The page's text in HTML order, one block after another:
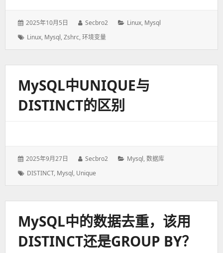
发
于：
2025年10月5日
作
者：
Secbro2
分
Linux, Mysql
标
Linux, Mysql,Zshrc,环境变量
MySQL中UNIQUE与
DISTINCT的区别
发
于：
2025年9月27日
作
Secbro2
分
Mysql,数据库
标
DISTINCT, Mysql, Unique
MySQL中的数据去重，该用
DISTINCT还是GROUP BY？